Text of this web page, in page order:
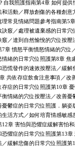
自我照護指南第4章 如何提供
和活動／釋放創傷的各種創意
理常見情緒問題參考指南第5
訣竅／處理被遺棄感的日常穴
竅／達到自然愉悅的穴位按壓
7章 憤怒平衡憤怒情緒的穴位
情緒的日常穴位照護第8章 焦
恐慌發作的速效按壓法／緩解
共依存症飲食注意事項／改
存症的日常穴位照護第10章
衡情緒的穴位按壓法／改善憂
憂鬱症的日常穴位照護．躺姿
生活方式／如何培育情感敏感
12章 害怕與恐懼症緩解害怕
恐懼症的日常穴位照護第13章
／緩解悲傷的日常穴位照護第